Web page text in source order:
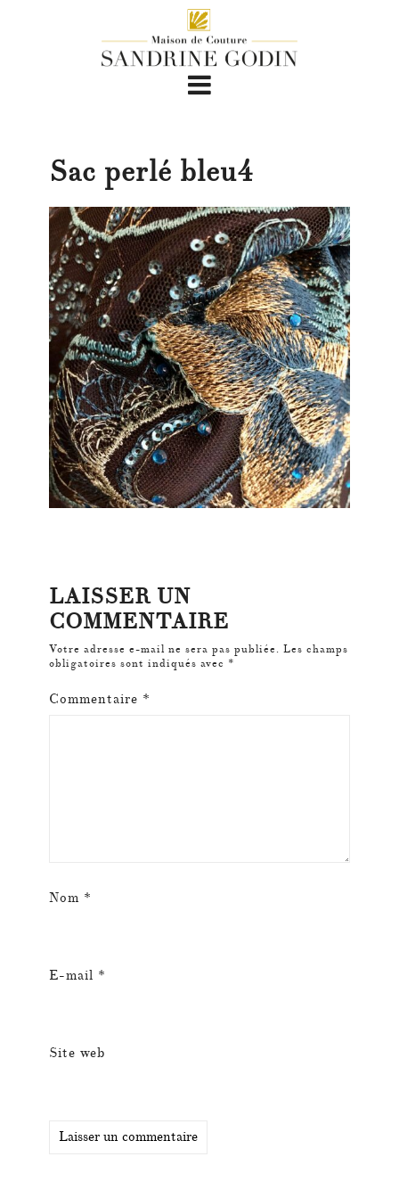
Sac perlé bleu4
LAISSER UN
COMMENTAIRE
Votre adresse e-mail ne sera pas publiée. Les champs
obligatoires sont indiqués avec *
Commentaire *
Nom *
E-mail *
Site web